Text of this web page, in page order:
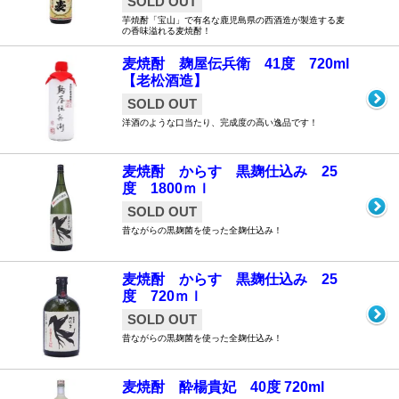
芋焼酎「宝山」で有名な鹿児島県の西酒造が製造する麦
の香味溢れる麦焼酎！
麦焼酎 麹屋伝兵衛 41度 720ml
【老松酒造】
SOLD OUT
洋酒のような口当たり、完成度の高い逸品です！
麦焼酎 からす 黒麹仕込み 25
度 1800ｍｌ
SOLD OUT
昔ながらの黒麹菌を使った全麹仕込み！
麦焼酎 からす 黒麹仕込み 25
度 720ｍｌ
SOLD OUT
昔ながらの黒麹菌を使った全麹仕込み！
麦焼酎 酔楊貴妃 40度 720ml